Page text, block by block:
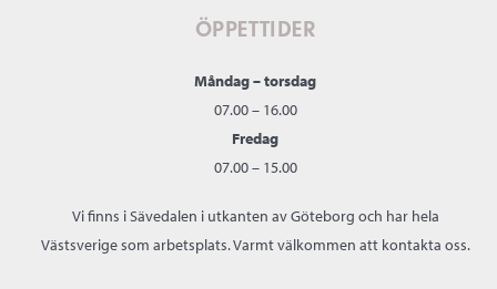
ÖPPETTIDER
Måndag – torsdag
07.00 – 16.00
Fredag
07.00 – 15.00
Vi finns i Sävedalen i utkanten av Göteborg och har hela
Västsverige som arbetsplats. Varmt välkommen att kontakta oss.